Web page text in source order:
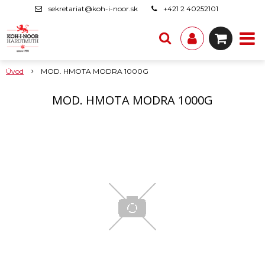
sekretariat@koh-i-noor.sk +421 2 40252101
Úvod MOD. HMOTA MODRA 1000G
MOD. HMOTA MODRA 1000G